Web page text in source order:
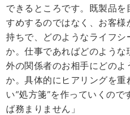
できるところです。既製品
すめするのではなく、お客
持ちで、どのようなライフ
か。仕事であればどのよう
外の関係者のお相手にどの
か。具体的にヒアリングを
い“処方箋”を作っていくの
ば務まりません」